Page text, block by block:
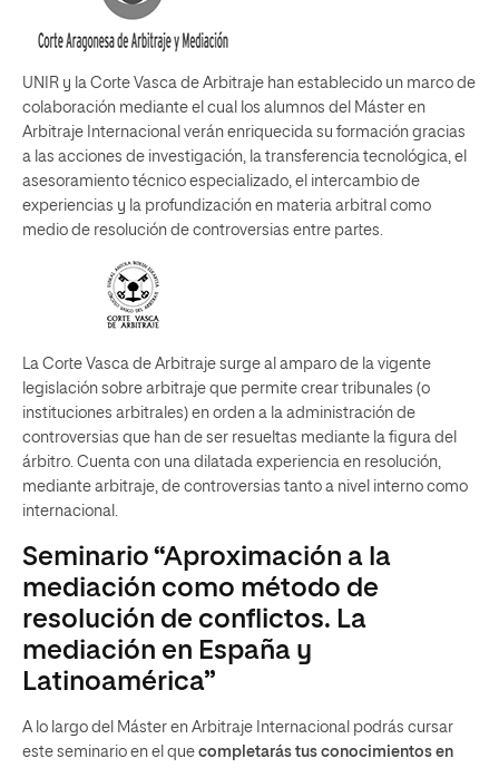
UNIR y la Corte Vasca de Arbitraje han establecido un marco de
colaboración mediante el cual los alumnos del Máster en
Arbitraje Internacional verán enriquecida su formación gracias
a las acciones de investigación, la transferencia tecnológica, el
asesoramiento técnico especializado, el intercambio de
experiencias y la profundización en materia arbitral como
medio de resolución de controversias entre partes.
La Corte Vasca de Arbitraje surge al amparo de la vigente
legislación sobre arbitraje que permite crear tribunales (o
instituciones arbitrales) en orden a la administración de
controversias que han de ser resueltas mediante la figura del
árbitro. Cuenta con una dilatada experiencia en resolución,
mediante arbitraje, de controversias tanto a nivel interno como
internacional.
Seminario “Aproximación a la
mediación como método de
resolución de conflictos. La
mediación en España y
Latinoamérica”
A lo largo del Máster en Arbitraje Internacional podrás cursar
este seminario en el que completarás tus conocimientos en